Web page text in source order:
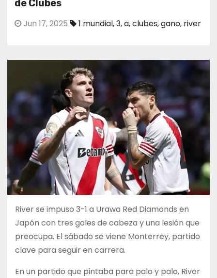
de Clubes
Jun 17, 2025 1 mundial,3,a,clubes,gano, river
River se impuso 3-1 a Urawa Red Diamonds en
Japón con tres goles de cabeza y una lesión que
preocupa. El sábado se viene Monterrey, partido
clave para seguir en carrera.
En un partido que pintaba para palo y palo, River